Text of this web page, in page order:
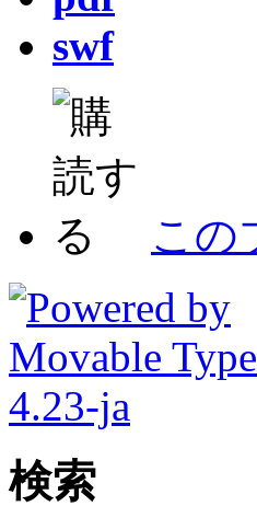
swf
この
検索